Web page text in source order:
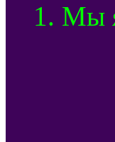
1. Мы